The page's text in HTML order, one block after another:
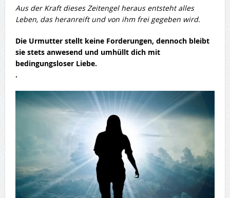
Aus der Kraft dieses Zeitengel heraus entsteht alles
Leben, das heranreift und von ihm frei gegeben wird.
Die Urmutter stellt keine Forderungen, dennoch bleibt
sie stets anwesend und umhüllt dich mit
bedingungsloser Liebe.
.